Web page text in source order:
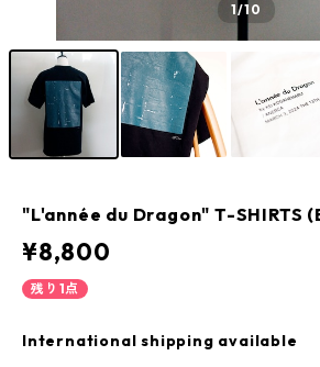
1/10
"L'année du Dragon" T-SHIRTS
¥8,800
残り1点
International shipping available